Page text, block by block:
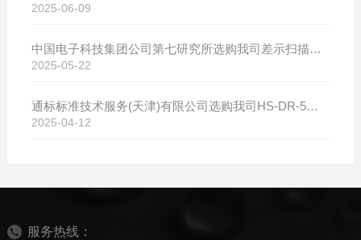
2025-06-09
中国电子科技集团公司第七研究所选购我司差示扫描量热仪
2025-05-22
通标标准技术服务(天津)有限公司选购我司HS-DR-5导热系数测试仪
2025-04-12
服务热线：